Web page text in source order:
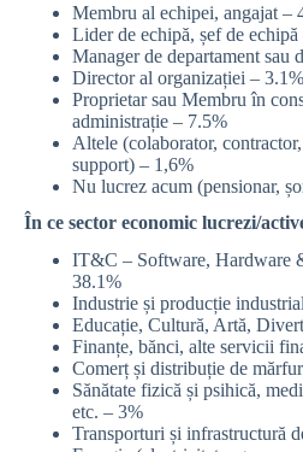
Membru al echipei, angajat –
Lider de echipă, șef de
Manager de departament sau
Director al organizației – 3.1%
Proprietar sau Membru în
administrație – 7.5%
Altele (colaborator,
support) – 1,6%
Nu lucrez acum (pensionar,
În ce sector economic lucrezi/
IT&C – Software, Hardware
38.1%
Industrie și producție
Educație, Cultură, Artă,
Finanțe, bănci, alte servicii
Comerț și distribuție de
Sănătate fizică și psihică,
etc. – 3%
Transporturi și infrastructură